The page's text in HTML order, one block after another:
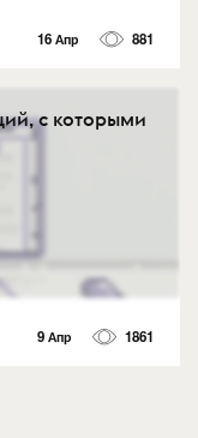
16 Апр 881
с которыми
9 Апр 1861